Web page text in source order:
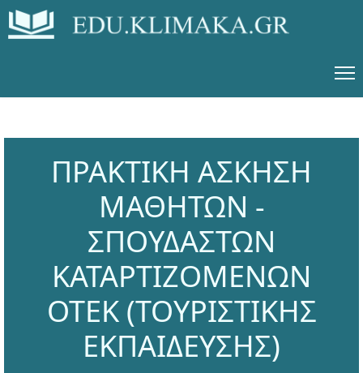
ΠΡΑΚΤΙΚΗ ΑΣΚΗΣΗ
ΜΑΘΗΤΩΝ -
ΣΠΟΥΔΑΣΤΩΝ
ΚΑΤΑΡΤΙΖΟΜΕΝΩΝ
ΟΤΕΚ (ΤΟΥΡΙΣΤΙΚΗΣ
ΕΚΠΑΙΔΕΥΣΗΣ)